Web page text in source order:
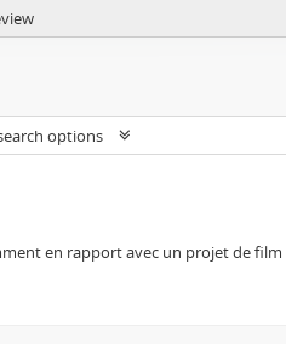
options
en rapport avec un projet de film